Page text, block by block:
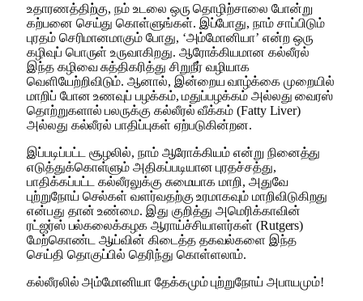
உதாரணத்திற்கு, நம் உடலை ஒரு தொழிற்சாலை போன்று
கற்பனை செய்து கொள்ளுங்கள். இப்போது, நாம் சாப்பிடும்
புரதம் செரிமானமாகும் போது, ‘அம்மோனியா’ என்ற ஒரு
கழிவுப் பொருள் உருவாகிறது. ஆரோக்கியமான கல்லீரல்
இந்த கழிவை சுத்திகரித்து சிறுநீர் வழியாக
வெளியேற்றிவிடும். ஆனால், இன்றைய வாழ்க்கை முறையில்
மாறிப் போன உணவுப் பழக்கம், மதுப்பழக்கம் அல்லது வைரஸ்
தொற்றுகளால் பலருக்கு கல்லீரல் வீக்கம் (Fatty Liver)
அல்லது கல்லீரல் பாதிப்புகள் ஏற்படுகின்றன.
இப்படிப்பட்ட சூழலில், நாம் ஆரோக்கியம் என்று நினைத்து
எடுத்துக்கொள்ளும் அதிகப்படியான புரதச்சத்து,
பாதிக்கப்பட்ட கல்லீரலுக்கு சுமையாக மாறி, அதுவே
புற்றுநோய் செல்கள் வளர்வதற்கு உரமாகவும் மாறிவிடுகிறது
என்பது தான் உண்மை. இது குறித்து அமெரிக்காவின்
ரட்ஜர்ஸ் பல்கலைக்கழக ஆராய்ச்சியாளர்கள் (Rutgers)
மேற்கொண்ட ஆய்வின் கிடைத்த தகவல்களை இந்த
செய்தி தொகுப்பில் தெரிந்து கொள்ளலாம்.
கல்லீரலில் அம்மோனியா தேக்கமும் புற்றுநோய் அபாயமும்!